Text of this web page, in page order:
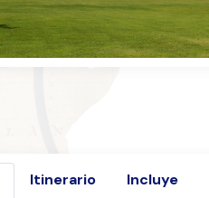
Itinerario Incluye